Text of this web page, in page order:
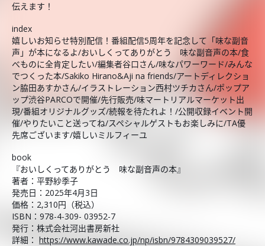
伝えます！
index
嬉しいお知らせ特別配信！番組配信5周年を記念して「味な副音
声」が本になるよ/おいしくってありがとう 味な副音声の本/食
べものに全肯定したい/編集者谷口さん/味なパワーワード/みんな
でつくった本/Sakiko Hirano&Aji na friends/アートディレクショ
ン脇田あすかさん/イラストレーション西村ツチカさん/ポップア
ップ渋谷PARCOで開催/先行販売/味マートリアルマーケット出
現/番組オリジナルグッズ/続報を待たれよ！/公開収録イベント開
催/やりたいこと送ってね/スペシャルゲストもお楽しみに/TA優
先席ございます/嬉しいミルフィーユ
book
『おいしくってありがとう 味な副音声の本』
著者：平野紗季子
発売日：2025年4月3日
価格：2,310円（税込）
ISBN：978-4-309- 03952-7
発行：株式会社河出書房新社
詳細： https://www.kawade.co.jp/np/isbn/9784309039527/